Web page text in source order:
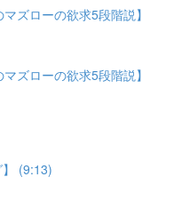
ズローの欲求5段階説】
ズローの欲求5段階説】
(9:13)